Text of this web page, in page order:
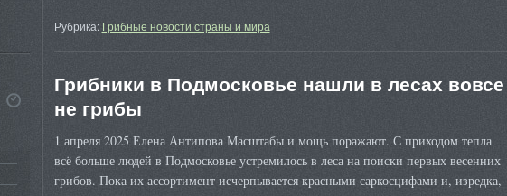
Рубрика: Грибные новости страны и мира
Грибники в Подмосковье нашли в лесах вовсе
не грибы
1 апреля 2025 Елена Антипова Масштабы и мощь поражают. С приходом тепла
всё больше людей в Подмосковье устремилось в леса на поиски первых весенних
грибов. Пока их ассортимент исчерпывается красными саркосцифами и, изредка,